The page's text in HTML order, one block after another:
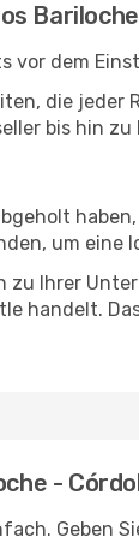
vor dem
die
bis hin
um
Ihrer
handelt.
-
Geben